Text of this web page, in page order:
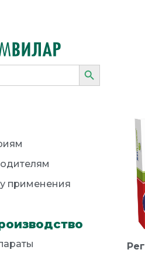
SEARCH
применения